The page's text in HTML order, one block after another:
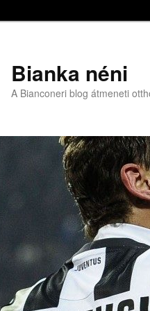
Bianka néni
A Bianconeri blog átmeneti